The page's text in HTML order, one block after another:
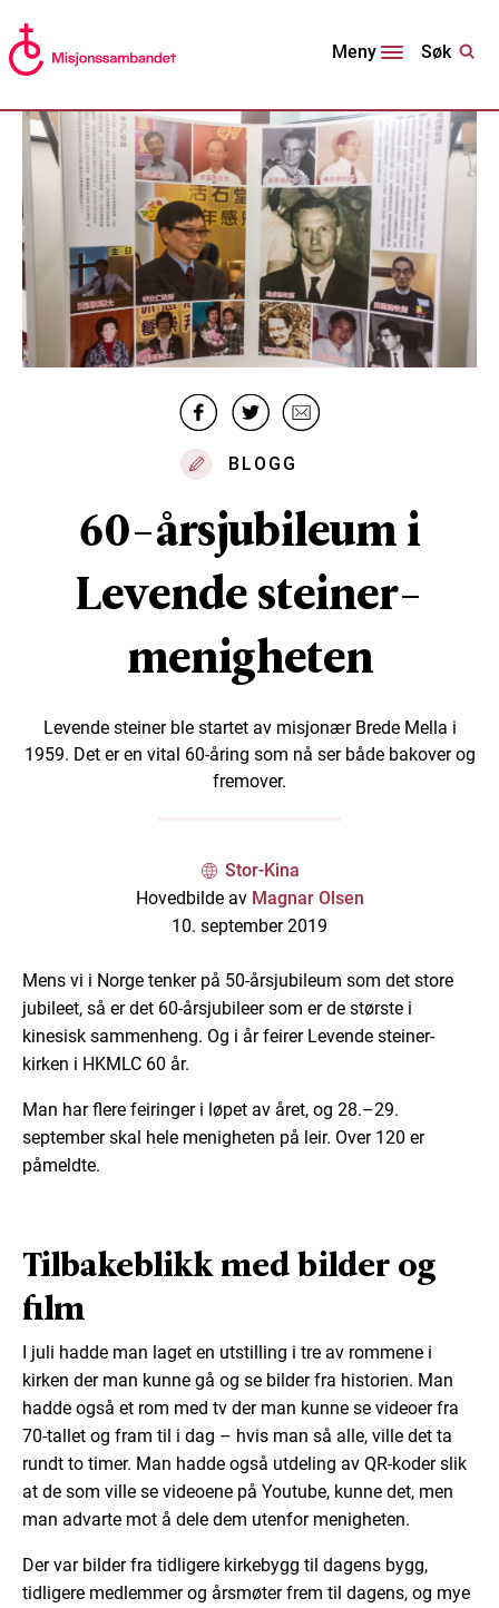
Meny Søk
BLOGG
60-årsjubileum i
Levende steiner-
menigheten
Levende steiner ble startet av misjonær Brede Mella i
1959. Det er en vital 60-åring som nå ser både bakover og
fremover.
Stor-Kina
Hovedbilde av Magnar Olsen
10. september 2019
Mens vi i Norge tenker på 50-årsjubileum som det store
jubileet, så er det 60-årsjubileer som er de største i
kinesisk sammenheng. Og i år feirer Levende steiner-
kirken i HKMLC 60 år.
Man har flere feiringer i løpet av året, og 28.–29.
september skal hele menigheten på leir. Over 120 er
påmeldte.
Tilbakeblikk med bilder og
film
I juli hadde man laget en utstilling i tre av rommene i
kirken der man kunne gå og se bilder fra historien. Man
hadde også et rom med tv der man kunne se videoer fra
70-tallet og fram til i dag – hvis man så alle, ville det ta
rundt to timer. Man hadde også utdeling av QR-koder slik
at de som ville se videoene på Youtube, kunne det, men
man advarte mot å dele dem utenfor menigheten.
Der var bilder fra tidligere kirkebygg til dagens bygg,
tidligere medlemmer og årsmøter frem til dagens, og mye